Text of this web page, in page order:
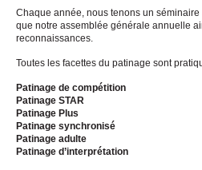
Chaque année, nous tenons un séminaire
que notre assemblée générale annuelle
reconnaissances.
Toutes les facettes du patinage sont
Patinage de compétition
Patinage STAR
Patinage Plus
Patinage synchronisé
Patinage adulte
Patinage d’interprétation